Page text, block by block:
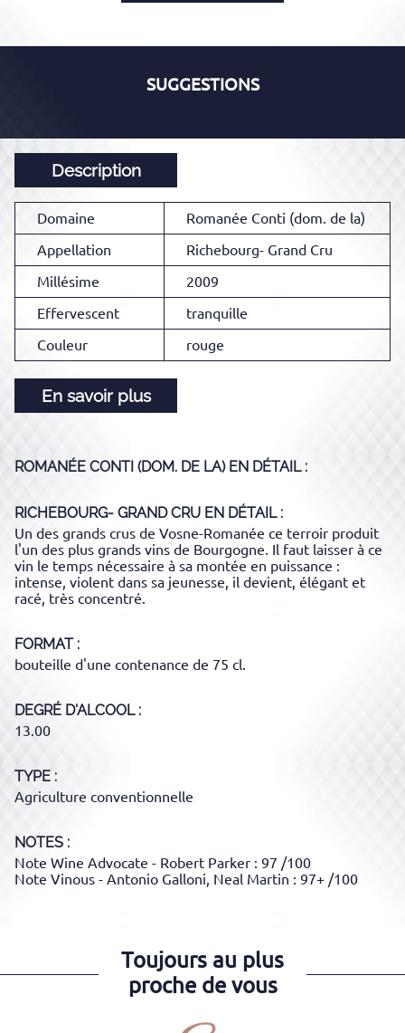
SUGGESTIONS
Description
Domaine
Romanée Conti (dom. de la)
Appellation
Richebourg- Grand Cru
Millésime
2009
Effervescent
tranquille
Couleur
rouge
En savoir plus
ROMANÉE CONTI (DOM. DE LA)EN DÉTAIL :
RICHEBOURG- GRAND CRU EN DÉTAIL :
Un des grands crus de Vosne-Romanée ce terroir produit
l'un des plus grands vins de Bourgogne. Il faut laisser à ce
vin le temps nécessaire à sa montée en puissance :
intense, violent dans sa jeunesse, il devient, élégant et
racé, très concentré.
FORMAT
bouteille d'une contenance de 75 cl.
DEGRÉ D'ALCOOL
13.00
TYPE
Agriculture conventionnelle
NOTES :
Note Wine Advocate - Robert Parker : 97 /100
Note Vinous - Antonio Galloni, Neal Martin : 97+ /100
Toujours au plus
proche de vous